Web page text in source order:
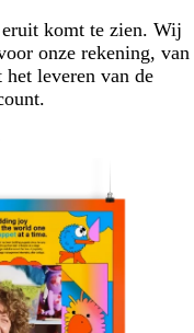
eruit komt te zien. Wij
onze rekening, van
leveren van de